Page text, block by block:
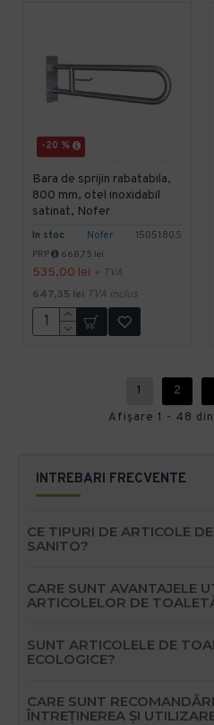
-20 %
In stoc Nofer 15051.80.S
Bara de sprijin rabatabila,
800 mm, otel inoxidabil
satinat, Nofer
PRP 668,75 lei
535,00 lei + TVA
647,35 lei TVA inclus
1
2
Afişare 1 - 48
INTREBARI FRECVENTE
CE TIPURI DE ARTICOLE
SANITO?
CARE SUNT AVANTAJELE
ARTICOLELOR DE
SUNT ARTICOLELE DE
ECOLOGICE?
CARE SUNT
ÎNTREȚINEREA ȘI